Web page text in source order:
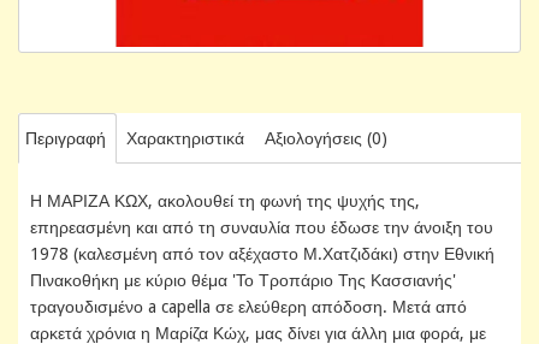
Περιγραφή Χαρακτηριστικά Αξιολογήσεις (0)
Η ΜΑΡΙΖΑ ΚΩΧ, ακολουθεί τη φωνή της ψυχής της,
επηρεασμένη και από τη συναυλία που έδωσε την άνοιξη του
1978 (καλεσμένη από τον αξέχαστο Μ.Χατζιδάκι) στην Εθνική
Πινακοθήκη με κύριο θέμα 'Το Τροπάριο Της Κασσιανής'
τραγουδισμένο a capella σε ελεύθερη απόδοση. Μετά από
αρκετά χρόνια η Μαρίζα Κώχ, μας δίνει για άλλη μια φορά, με